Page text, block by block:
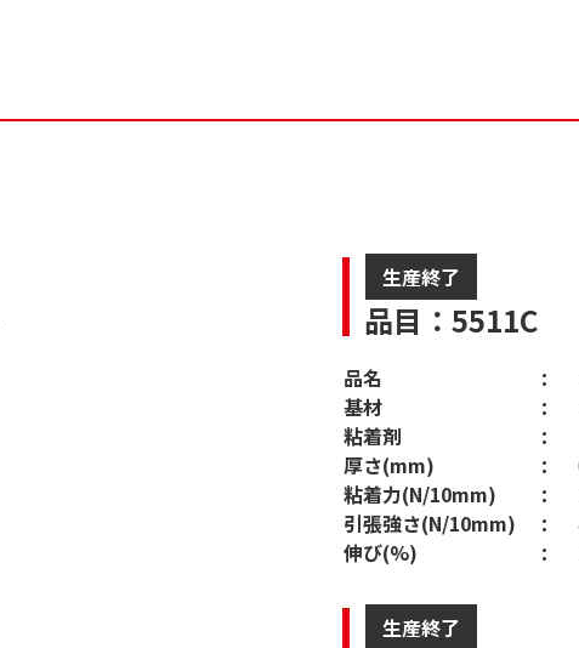
生産終了
品目：5511C
品名
基材
粘着剤
厚さ(mm)
粘着力(N/10mm)
引張強さ(N/10mm)
伸び(%)
生産終了